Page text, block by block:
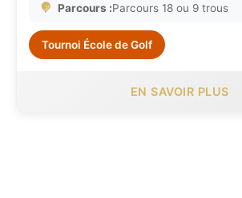
Parcours :Parcours 18 ou 9 trous
Tournoi École de Golf
EN SAVOIR PLUS